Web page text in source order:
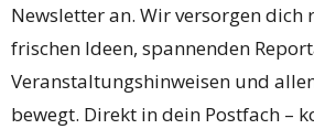
Newsletter an. Wir versorgen
frischen Ideen, spannenden
Veranstaltungshinweisen und
bewegt. Direkt in dein Postfach –